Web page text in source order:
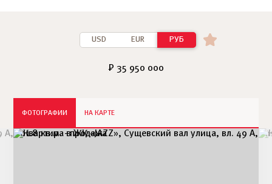
USD EUR РУБ
₽ 35 950 000
ФОТОГРАФИИ НА КАРТЕ